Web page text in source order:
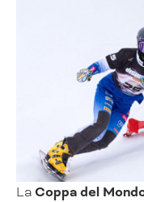
LaCoppa del